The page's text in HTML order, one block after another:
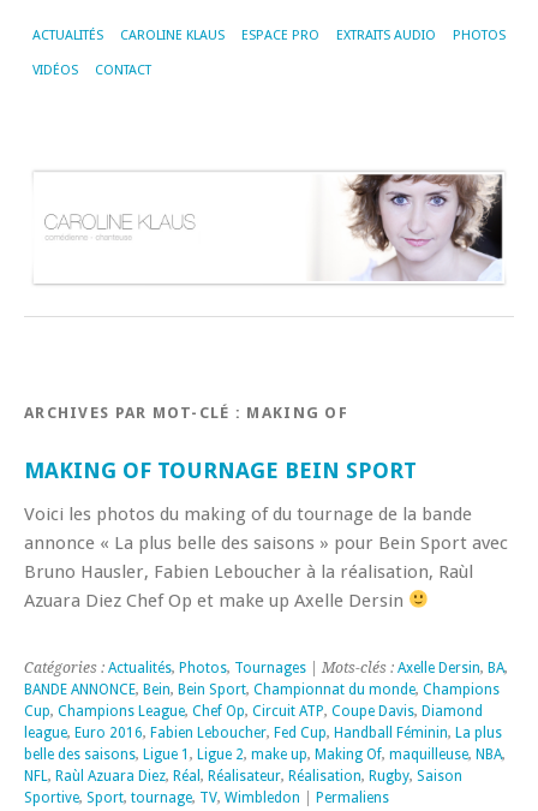
ACTUALITÉS CAROLINE KLAUS ESPACE PRO EXTRAITS AUDIO PHOTOS
VIDÉOS CONTACT
ARCHIVES PAR MOT-CLÉ : MAKING OF
MAKING OF TOURNAGE BEIN SPORT
Voici les photos du making of du tournage de la bande
annonce « La plus belle des saisons » pour Bein Sport avec
Bruno Hausler, Fabien Leboucher à la réalisation, Raùl
Azuara Diez Chef Op et make up Axelle Dersin
Catégories : Actualités, Photos, Tournages | Mots-clés : Axelle Dersin, BA,
BANDE ANNONCE, Bein, Bein Sport, Championnat du monde, Champions
Cup, Champions League, Chef Op, Circuit ATP, Coupe Davis, Diamond
league, Euro 2016, Fabien Leboucher, Fed Cup, Handball Féminin, La plus
belle des saisons, Ligue 1 , Ligue 2, make up, Making Of, maquilleuse, NBA,
NFL , Raùl Azuara Diez, Réal , Réalisateur, Réalisation, Rugby, Saison
Sportive, Sport, tournage, TV, Wimbledon Permaliens